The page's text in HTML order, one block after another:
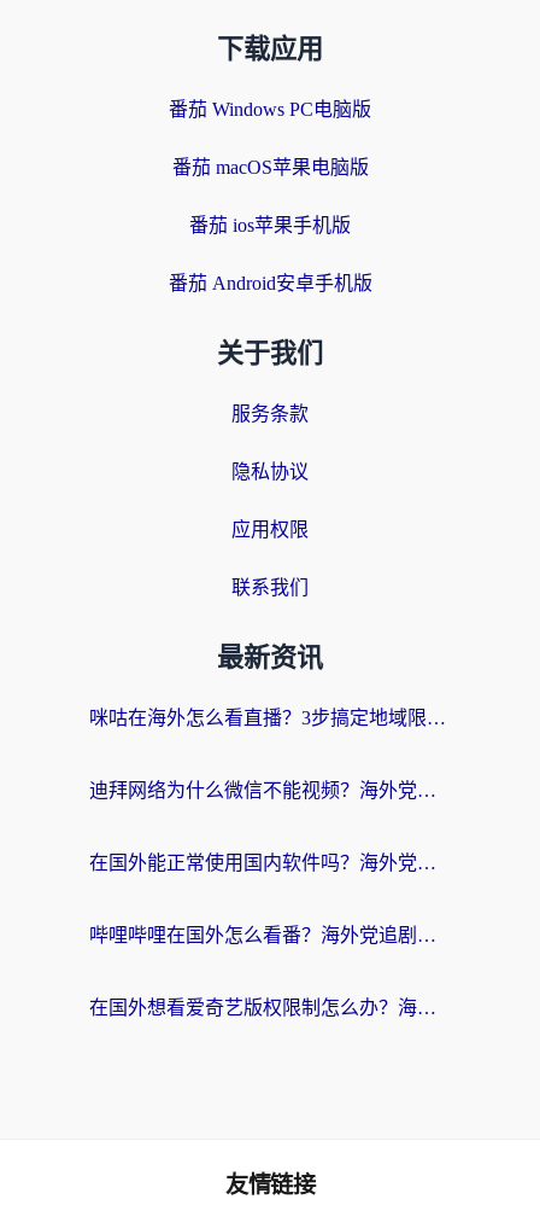
下载应用
番茄 Windows PC电脑版
番茄 macOS苹果电脑版
番茄 ios苹果手机版
番茄 Android安卓手机版
关于我们
服务条款
隐私协议
应用权限
联系我们
最新资讯
咪咕在海外怎么看直播？3步搞定地域限制，还能畅看腾讯视频与国内热剧
迪拜网络为什么微信不能视频？海外党必看的回国加速全攻略
在国外能正常使用国内软件吗？海外党亲测有效的无缝访问指南
哔哩哔哩在国外怎么看番？海外党追剧看片的终极解决方案
在国外想看爱奇艺版权限制怎么办？海外华人必看的追剧自由指南
友情链接